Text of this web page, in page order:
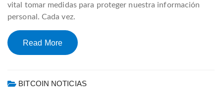
vital tomar medidas para proteger nuestra información
personal. Cada vez.
Read More
BITCOIN NOTICIAS